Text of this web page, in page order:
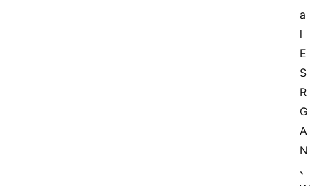
a
l
E
S
R
G
A
N
、